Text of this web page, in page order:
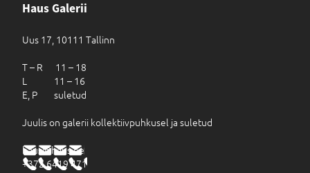
Haus Galerii
Uus 17, 10111 Tallinn
T – R 11 – 18
L 11 – 16
E, P suletud
Juulis on galerii kollektiivpuhkusel ja suletud
haus@haus.ee
+372 6419 471